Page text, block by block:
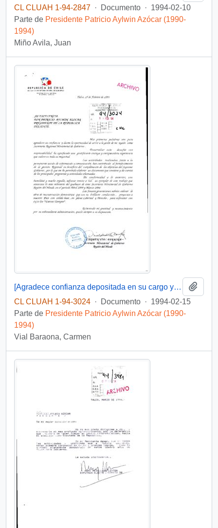
CL CLUAH 1-94-2847 · Documento · 1994-02-10
Parte de Presidente Patricio Aylwin Azócar (1990-
1994)
Miño Avila, Juan
[Agradece confianza depositada en su cargo y adjunta Informe del quehacer de la Secretaría Ministerial de Gobierno Región del Maule]
CL CLUAH 1-94-3024 · Documento · 1994-02-15
Parte de Presidente Patricio Aylwin Azócar (1990-
1994)
Vial Baraona, Carmen